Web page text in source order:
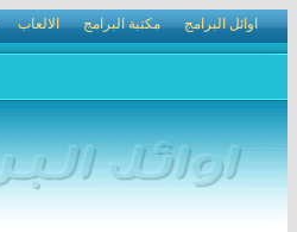
اوائل البرامج مكتبة البرامج الالعاب